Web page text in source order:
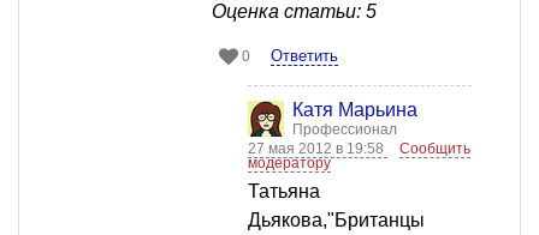
Оценка статьи: 5
0 Ответить
Катя Марьина
Профессионал
27 мая 2012 в 19:58
Сообщить
модератору
Татьяна
Дьякова,"Британцы